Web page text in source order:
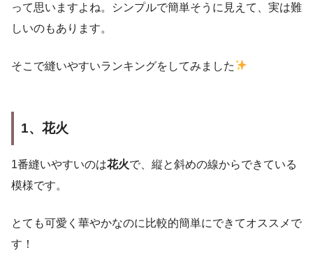
って思いますよね。シンプルで簡単そうに見えて、実は難
しいのもあります。
そこで縫いやすいランキングをしてみました
1、花火
1番縫いやすいのは花火で、縦と斜めの線からできている
模様です。
とても可愛く華やかなのに比較的簡単にできてオススメで
す！